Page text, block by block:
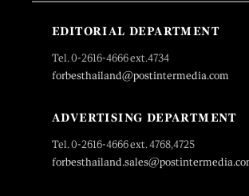
EDITORIAL DEPARTMENT
Tel. 0-2616-4666 ext.4734
forbesthailand@postintermedia.com
ADVERTISING DEPARTMENT
Tel. 0-2616-4666 ext. 4768,4725